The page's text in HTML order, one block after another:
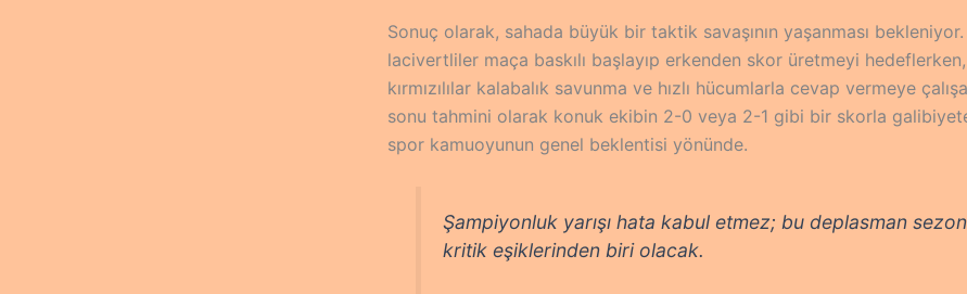
Sonuç olarak, sahada büyük bir taktik savaşının yaşanması bekleniyor.
lacivertliler maça baskılı başlayıp erkenden skor üretmeyi hedeflerken,
kırmızılılar kalabalık savunma ve hızlı hücumlarla cevap vermeye
sonu tahmini olarak konuk ekibin 2-0 veya 2-1 gibi bir skorla
spor kamuoyunun genel beklentisi yönünde.
Şampiyonluk yarışı hata kabul etmez; bu deplasman
kritik eşiklerinden biri olacak.